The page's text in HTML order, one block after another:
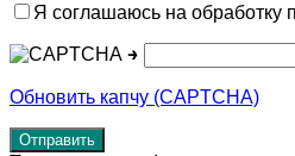
Я соглашаюсь на обработку
→
Обновить капчу (CAPTCHA)